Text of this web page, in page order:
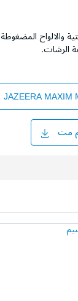
والالواح
الرشات.
JAZEERA MAXIM
مت